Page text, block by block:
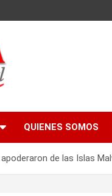
QUIENES SOMOS
de las Islas